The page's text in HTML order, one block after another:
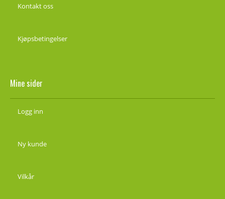
Kontakt oss
Kjøpsbetingelser
Mine sider
Logg inn
Ny kunde
Vilkår